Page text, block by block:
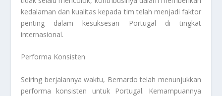
kedalaman dan kualitas kepada tim telah menjadi faktor
penting dalam kesuksesan Portugal di tingkat
internasional.
Performa Konsisten
Seiring berjalannya waktu, Bernardo telah menunjukkan
performa konsisten untuk Portugal. Kemampuannya